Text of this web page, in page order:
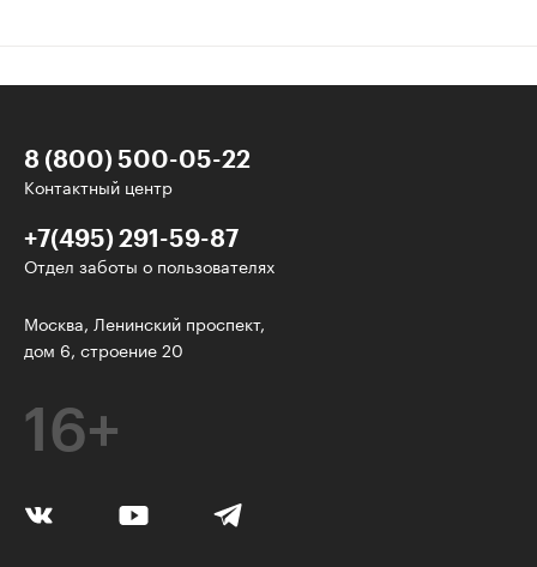
8 (800) 500-05-22
Контактный центр
+7(495) 291-59-87
Отдел заботы о пользователях
Москва, Ленинский проспект,
дом 6, строение 20
16+
Интересное - на почту!
Выберите тему рассылки
Дизайн
Программирование